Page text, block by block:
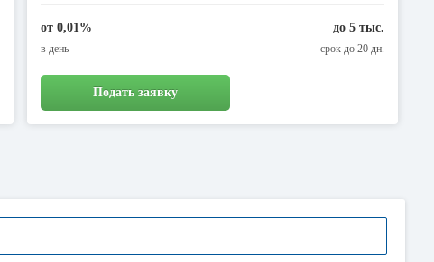
от 0,01%
в день
до 5 тыс.
срок до 20 дн.
Подать заявку